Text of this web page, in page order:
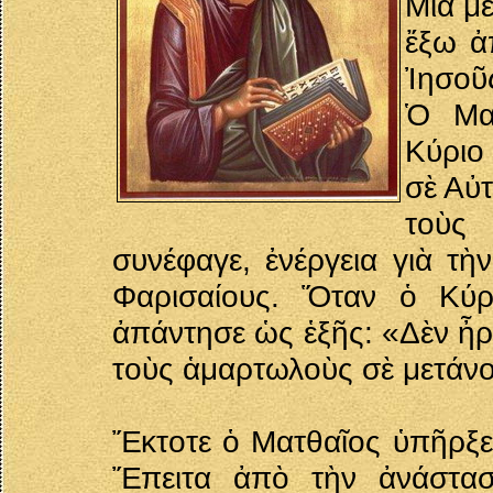
ἔξω
Ὁ
σὲ
τοὺς
συνέφαγε, ἐνέργεια γιὰ
Φαρισαίους. Ὅταν ὁ
ἀπάντησε ὡς ἑξῆς: «Δὲν
τοὺς ἁμαρτωλοὺς σὲ
Ἔκτοτε ὁ Ματθαῖος
Ἔπειτα ἀπὸ τὴν